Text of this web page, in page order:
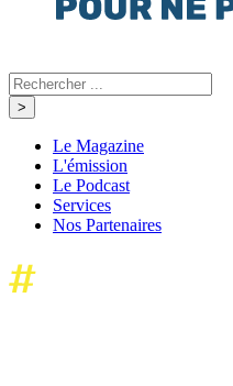
Le Magazine
L'émission
Le Podcast
Services
Nos Partenaires